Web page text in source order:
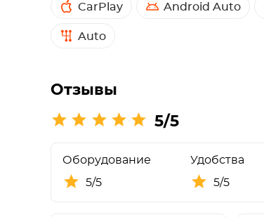
CarPlay Android Auto
Auto
Отзывы
5/5
Оборудование
5/5
Удобства
5/5